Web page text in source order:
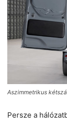
Aszimmetrikus
Persze a